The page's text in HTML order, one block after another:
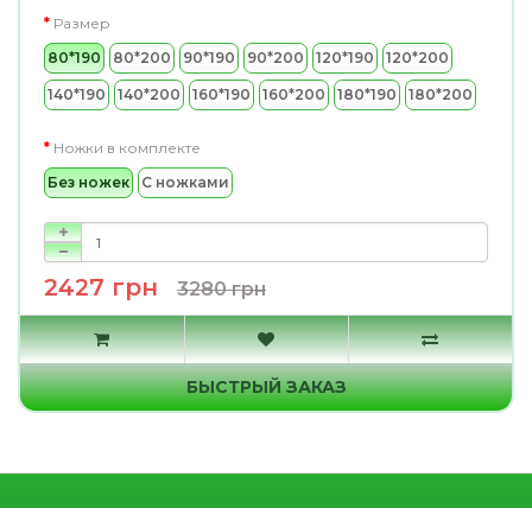
Размер
80*190
80*200 90*190 90*200 120*190 120*200
140*190 140*200 160*190 160*200 180*190 180*200
Ножки в комплекте
Без ножек
С ножками
2427 грн 3280 грн
БЫСТРЫЙ ЗАКАЗ